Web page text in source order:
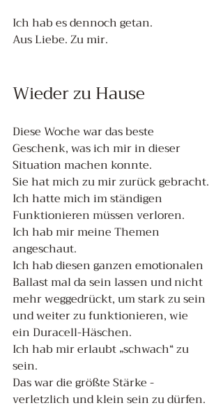
Ich hab es dennoch getan.
Aus Liebe. Zu mir.
Wieder zu Hause
Diese Woche war das beste
Geschenk, was ich mir in dieser
Situation machen konnte.
Sie hat mich zu mir zurück gebracht.
Ich hatte mich im ständigen
Funktionieren müssen verloren.
Ich hab mir meine Themen
angeschaut.
Ich hab diesen ganzen emotionalen
Ballast mal da sein lassen und nicht
mehr weggedrückt, um stark zu sein
und weiter zu funktionieren, wie
ein Duracell-Häschen.
Ich hab mir erlaubt „schwach“ zu
sein.
Das war die größte Stärke -
verletzlich und klein sein zu dürfen.